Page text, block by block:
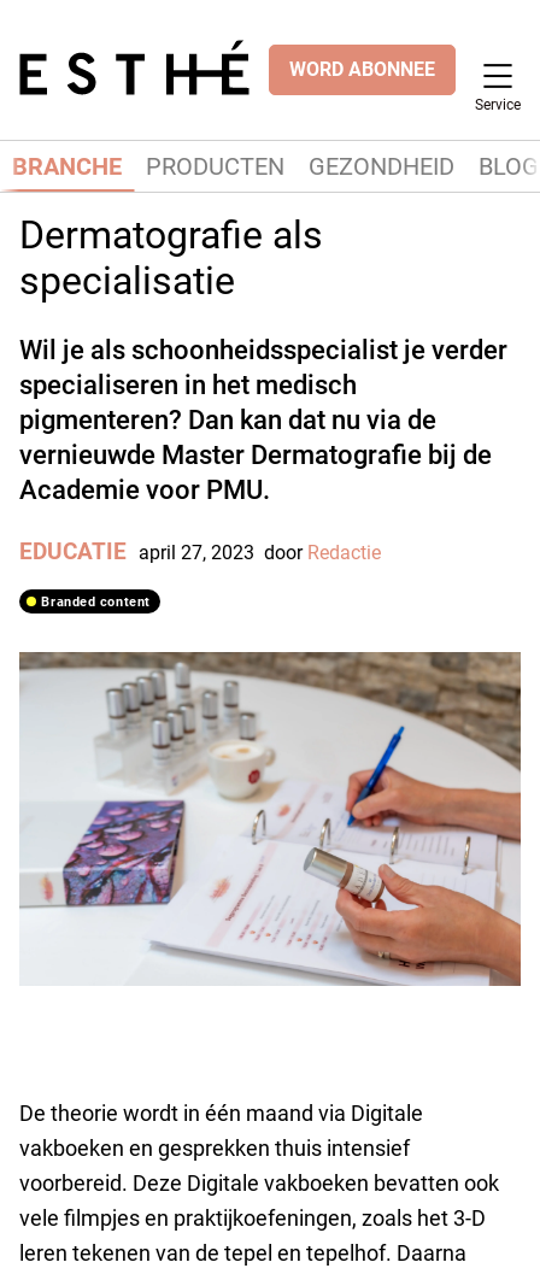
WORD ABONNEE
Service
BRANCHE PRODUCTEN GEZONDHEID
Dermatografie als
specialisatie
Wil je als schoonheidsspecialist je verder
specialiseren in het medisch
pigmenteren? Dan kan dat nu via de
vernieuwde Master Dermatografie bij de
Academie voor PMU.
EDUCATIE april 27, 2023 door Redactie
branded content
De theorie wordt in één maand via Digitale
vakboeken en gesprekken thuis intensief
voorbereid. Deze Digitale vakboeken bevatten ook
vele filmpjes en praktijkoefeningen, zoals het 3-D
leren tekenen van de tepel en tepelhof. Daarna